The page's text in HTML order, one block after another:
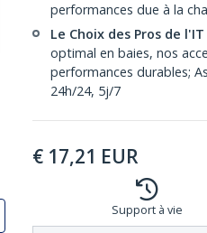
performances due à la
Le Choix des Pros de l'IT
optimal en baies, nos
performances durables;
24h/24, 5j/7
€ 17,21 EUR
Support à vie